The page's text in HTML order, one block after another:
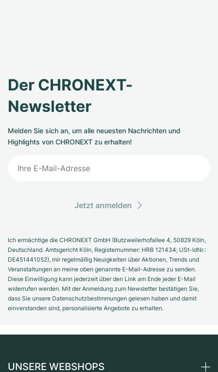
Der CHRONEXT-
Newsletter
Melden Sie sich an, um alle neuesten Nachrichten und
Highlights von CHRONEXT zu erhalten!
Jetzt anmelden
Ich ermächtige die CHRONEXT GmbH (Butzweilerhofallee 4, 50829 Köln,
Deutschland. Amtsgericht Köln, Registernummer: HRB 121434; USt-IdNr.:
DE451441052), mir regelmäßig Neuigkeiten über Aktionen, Trends und
Veranstaltungen an meine oben genannte E-Mail-Adresse zu senden.
Diese Einwilligung kann jederzeit über den Link am Ende jeder E-Mail
widerrufen werden. Mit der Anmeldung zum Newsletter bestätigen Sie,
dass Sie unsere Datenschutzbestimmungen gelesen haben und damit
einverstanden sind, personalisierte Angebote zu erhalten.
UNSERE WEBSHOPS